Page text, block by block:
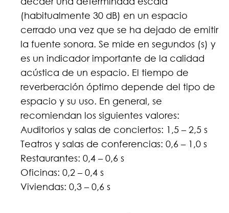
(habitualmente 30 dB) en un espacio
cerrado una vez que se ha dejado de emitir
la fuente sonora. Se mide en segundos (s) y
es un indicador importante de la calidad
acústica de un espacio. El tiempo de
reverberación óptimo depende del tipo de
espacio y su uso. En general, se
recomiendan los siguientes valores:
Auditorios y salas de conciertos: 1,5 – 2,5 s
Teatros y salas de conferencias: 0,6 – 1,0 s
Restaurantes: 0,4 – 0,6 s
Oficinas: 0,2 – 0,4 s
Viviendas: 0,3 – 0,6 s